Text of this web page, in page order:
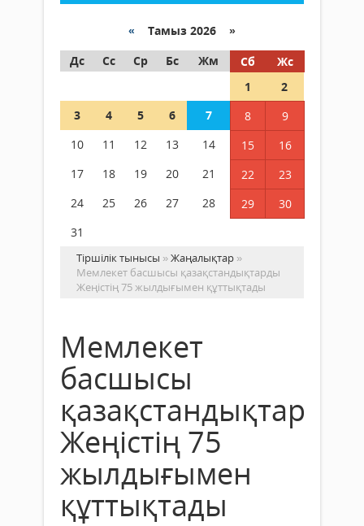
« Тамыз 2026 »
Дс
Сс Ср Бс Жм Сб
Жс
1
2
3
4 5 6 7 8
9
10
11 12 13 14 15
16
17
18 19 20 21 22
23
24
25 26 27 28 29
30
31
Тіршілік тынысы »Жаңалықтар »
Мемлекет басшысы қазақстандықтарды
Жеңістің 75 жылдығымен құттықтады
Мемлекет
басшысы
қазақстандықтарды
Жеңістің 75
жылдығымен
құттықтады